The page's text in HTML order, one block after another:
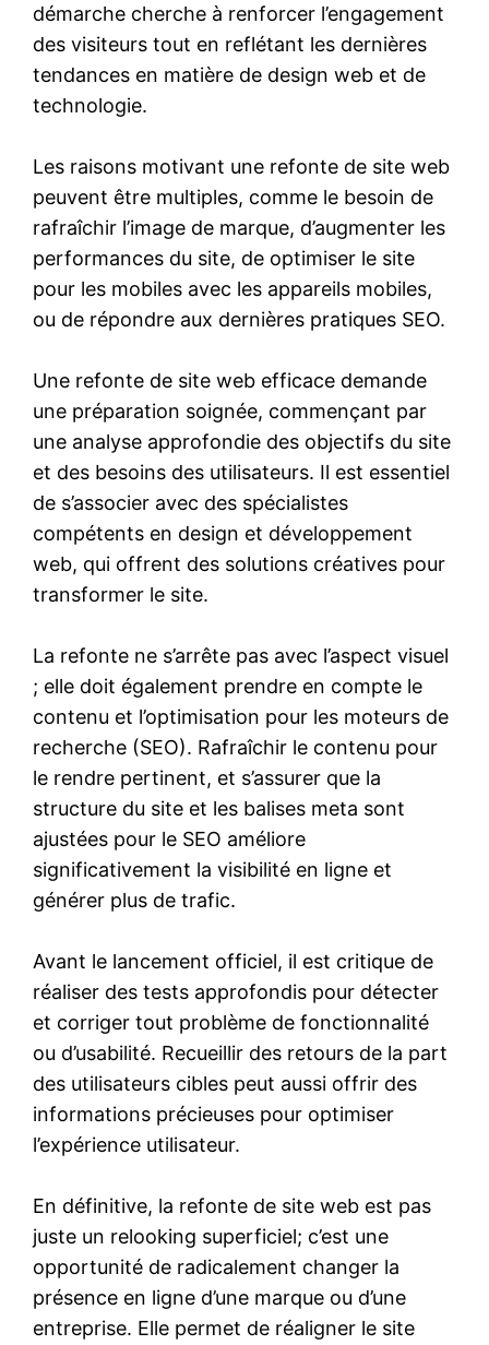
démarche cherche à renforcer l’engagement
des visiteurs tout en reflétant les dernières
tendances en matière de design web et de
technologie.
Les raisons motivant une refonte de site web
peuvent être multiples, comme le besoin de
rafraîchir l’image de marque, d’augmenter les
performances du site, de optimiser le site
pour les mobiles avec les appareils mobiles,
ou de répondre aux dernières pratiques SEO.
Une refonte de site web efficace demande
une préparation soignée, commençant par
une analyse approfondie des objectifs du site
et des besoins des utilisateurs. Il est essentiel
de s’associer avec des spécialistes
compétents en design et développement
web, qui offrent des solutions créatives pour
transformer le site.
La refonte ne s’arrête pas avec l’aspect visuel
; elle doit également prendre en compte le
contenu et l’optimisation pour les moteurs de
recherche (SEO). Rafraîchir le contenu pour
le rendre pertinent, et s’assurer que la
structure du site et les balises meta sont
ajustées pour le SEO améliore
significativement la visibilité en ligne et
générer plus de trafic.
Avant le lancement officiel, il est critique de
réaliser des tests approfondis pour détecter
et corriger tout problème de fonctionnalité
ou d’usabilité. Recueillir des retours de la part
des utilisateurs cibles peut aussi offrir des
informations précieuses pour optimiser
l’expérience utilisateur.
En définitive, la refonte de site web est pas
juste un relooking superficiel; c’est une
opportunité de radicalement changer la
présence en ligne d’une marque ou d’une
entreprise. Elle permet de réaligner le site